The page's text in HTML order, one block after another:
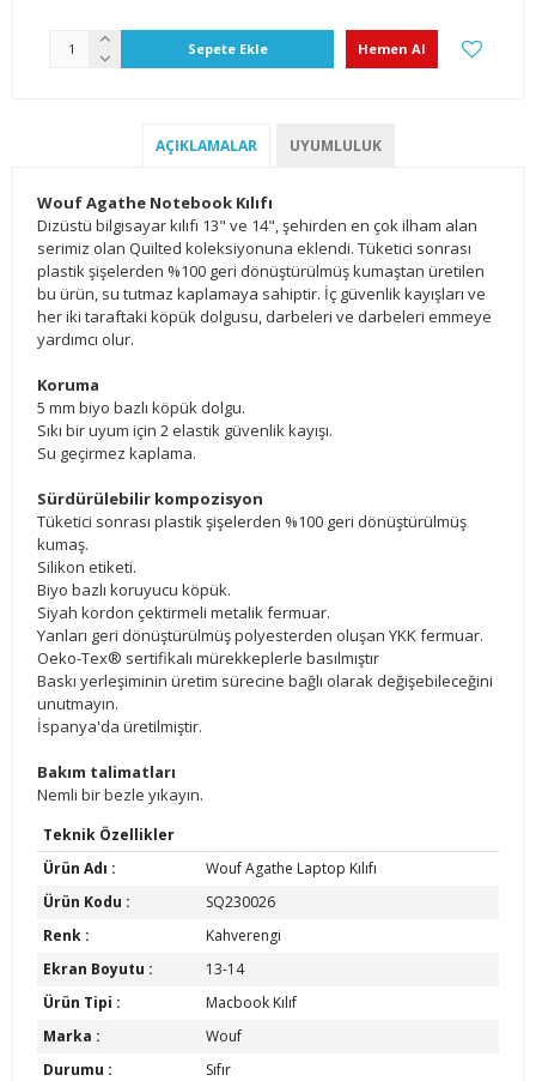
Sepete Ekle Hemen Al
AÇIKLAMALAR UYUMLULUK
Wouf Agathe Notebook Kılıfı
Dizüstü bilgisayar kılıfı 13" ve 14", şehirden en çok ilham alan
serimiz olan Quilted koleksiyonuna eklendi. Tüketici sonrası
plastik şişelerden %100 geri dönüştürülmüş kumaştan üretilen
bu ürün, su tutmaz kaplamaya sahiptir. İç güvenlik kayışları ve
her iki taraftaki köpük dolgusu, darbeleri ve darbeleri emmeye
yardımcı olur.
Koruma
5 mm biyo bazlı köpük dolgu.
Sıkı bir uyum için 2 elastik güvenlik kayışı.
Su geçirmez kaplama.
Sürdürülebilir kompozisyon
Tüketici sonrası plastik şişelerden %100 geri dönüştürülmüş
kumaş.
Silikon etiketi.
Biyo bazlı koruyucu köpük.
Siyah kordon çektirmeli metalik fermuar.
Yanları geri dönüştürülmüş polyesterden oluşan YKK fermuar.
Oeko-Tex® sertifikalı mürekkeplerle basılmıştır
Baskı yerleşiminin üretim sürecine bağlı olarak değişebileceğini
unutmayın.
İspanya'da üretilmiştir.
Bakım talimatları
Nemli bir bezle yıkayın.
Teknik Özellikler
Ürün Adı :
Wouf Agathe Laptop Kılıfı
Ürün Kodu :
SQ230026
Renk :
Kahverengi
Ekran Boyutu :
13-14
Ürün Tipi :
Macbook Kılıf
Marka :
Wouf
Durumu :
Sıfır